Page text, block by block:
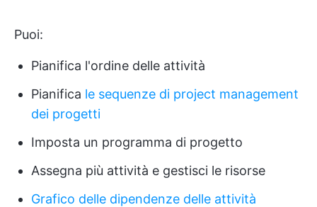
Puoi:
Pianifica l'ordine delle attività
Pianifica le sequenze di project management
dei progetti
Imposta un programma di progetto
Assegna più attività e gestisci le risorse
Grafico delle dipendenze delle attività